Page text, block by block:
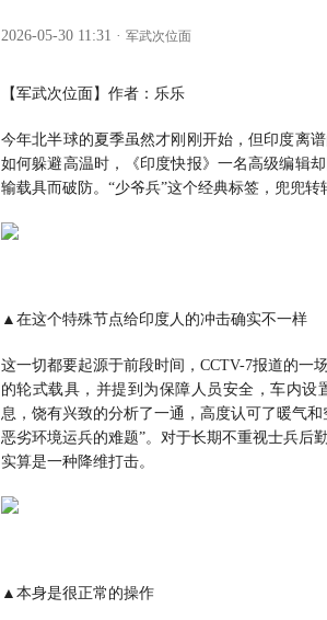
2026-05-30 11:31 · 军武次位面
【军武次位面】作者：乐乐
今年北半球的夏季虽然才刚刚开始，但印度离
如何躲避高温时，《印度快报》一名高级编辑
输载具而破防。“少爷兵”这个经典标签，兜兜转
▲在这个特殊节点给印度人的冲击确实不一样
这一切都要起源于前段时间，CCTV-7报道的一
的轮式载具，并提到为保障人员安全，车内设
息，饶有兴致的分析了一通，高度认可了暖气
恶劣环境运兵的难题”。对于长期不重视士兵后
实算是一种降维打击。
▲本身是很正常的操作